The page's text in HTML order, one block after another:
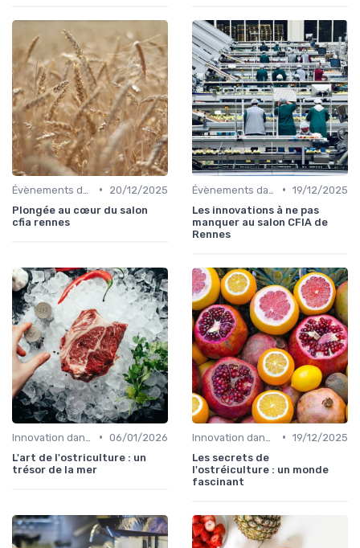
•
20/12/2025
Plongée au cœur du salon
cfia rennes
• 19/12/2025
Les innovations à ne pas
manquer au salon CFIA de
Rennes
• 06/01/2026
L'art de l'ostriculture : un
trésor de la mer
• 19/12/2025
Les secrets de
l'ostréiculture : un monde
fascinant